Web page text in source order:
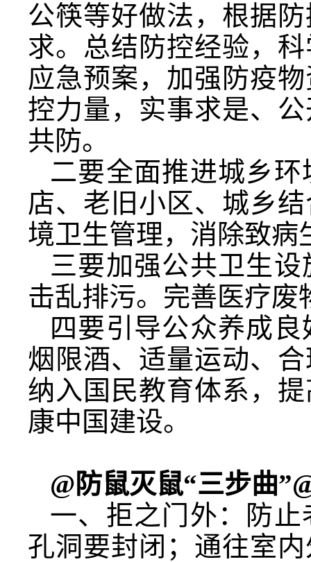
公筷等好做法，根据
求。总结防控经验，
应急预案，加强防疫
控力量，实事求是、
共防。
二要全面推进城乡
店、老旧小区、城乡
境卫生管理，消除致病
三要加强公共卫生
击乱排污。完善医疗废
四要引导公众养成
烟限酒、适量运动、
纳入国民教育体系，
康中国建设。
@防鼠灭鼠“三步曲
一、拒之门外：防
孔洞要封闭；通往室